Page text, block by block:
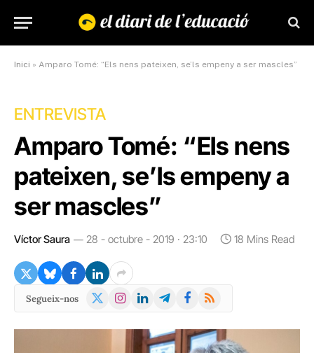
Inici » Amparo Tomé: “Els nens pateixen, se’ls empeny a ser mascles”
ENTREVISTA
Amparo Tomé: “Els nens
pateixen, se’ls empeny a
ser mascles”
Víctor Saura 28 - octubre - 2019 · 23:10 18 Mins Read
Segueix-nos
X
Instagram
LinkedInTelegramFacebook
RSS